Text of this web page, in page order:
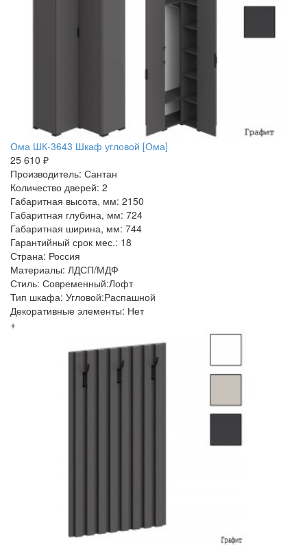
Ома ШК-3643 Шкаф угловой [Ома]
25 610 ₽
Производитель: Сантан
Количество дверей: 2
Габаритная высота, мм: 2150
Габаритная глубина, мм: 724
Габаритная ширина, мм: 744
Гарантийный срок мес.: 18
Страна: Россия
Материалы: ЛДСП/МДФ
Стиль: Современный:Лофт
Тип шкафа: Угловой:Распашной
Декоративные элементы: Нет
+